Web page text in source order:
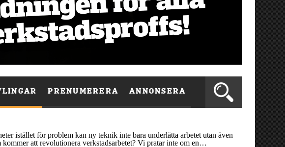
PRENUMERERA ANNONSERA
istället för problem kan ny teknik inte bara underlätta arbetet utan även
att revolutionera verkstadsarbetet? Vi pratar inte om en…